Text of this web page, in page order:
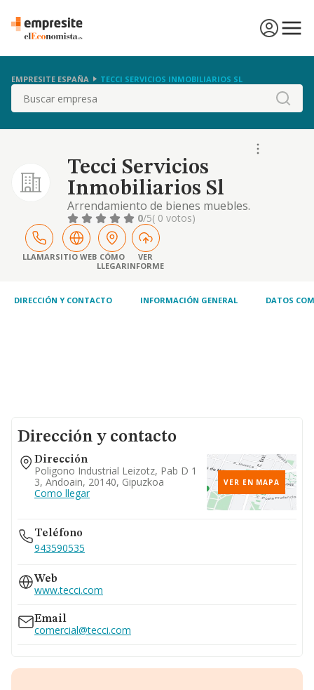
EMPRESITE ESPAÑA TECCI SERVICIOS INMOBILIARIOS SL
Buscar
Tecci Servicios
Inmobiliarios Sl
Arrendamiento de bienes muebles.
0/5( 0 votos)
LLAMARSITIO WEB CÓMO
LLEGAR
VER
INFORME
DIRECCIÓN Y CONTACTO INFORMACIÓN GENERAL DATOS
Dirección y contacto
Dirección
Poligono Industrial Leizotz, Pab D 1
3, Andoain, 20140, Gipuzkoa
Como llegar
VER EN MAPA
Teléfono
943590535
Web
www.tecci.com
Email
comercial@tecci.com